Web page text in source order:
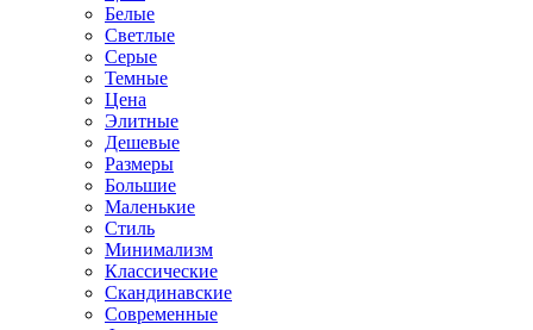
Белые
Светлые
Серые
Темные
Цена
Элитные
Дешевые
Размеры
Большие
Маленькие
Стиль
Минимализм
Классические
Скандинавские
Современные